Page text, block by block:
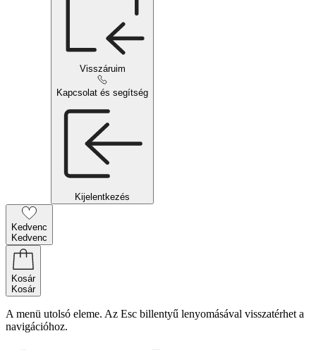
Visszáruim
Kapcsolat és segítség
Kijelentkezés
Kedvenc
Kedvenc
Kosár
Kosár
A menü utolsó eleme. Az Esc billentyű lenyomásával visszatérhet a
navigációhoz.